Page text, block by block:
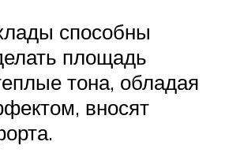
способны
площадь
тона, обладая
вносят